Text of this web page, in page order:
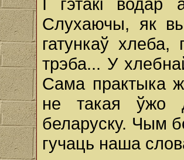
Слухаючы, як
гатункаў
трэба... У
Сама практыка
не такая ўжо
беларуску. Чым
гучаць наша